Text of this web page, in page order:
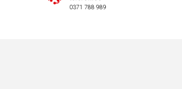
0371 788 989